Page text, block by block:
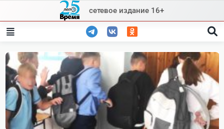
content
сетевое издание 16+